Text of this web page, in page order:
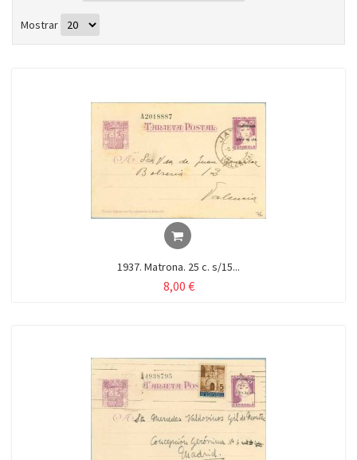
Mostrar
1937. Matrona. 25 c. s/15...
8,00 €